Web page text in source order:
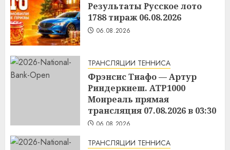
Результаты Русское лото
1788 тираж 06.08.2026
06.08.2026
ТРАНСЛЯЦИИ ТЕННИСА
Фрэнсис Тиафо — Артур
Риндеркнеш. ATP1000
Монреаль прямая
трансляция 07.08.2026 в 03:30
06.08.2026
ТРАНСЛЯЦИИ ТЕННИСА